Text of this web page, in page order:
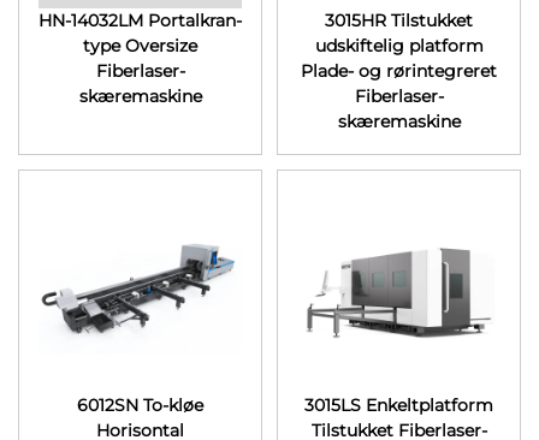
HN-14032LM Portalkran-
type Oversize
Fiberlaser-
skæremaskine
3015HR Tilstukket
udskiftelig platform
Plade- og rørintegreret
Fiberlaser-
skæremaskine
6012SN To-kløe
Horisontal
3015LS Enkeltplatform
Tilstukket Fiberlaser-